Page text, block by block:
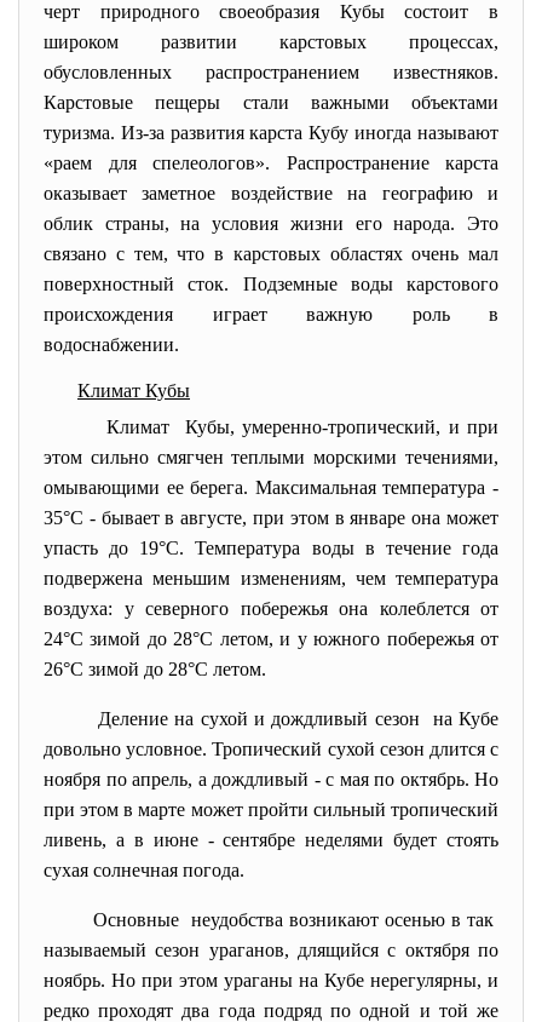
черт природного своеобразия Кубы состоит в
широком развитии карстовых процессах,
обусловленных распространением известняков.
Карстовые пещеры стали важными объектами
туризма. Из-за развития карста Кубу иногда называют
«раем для спелеологов». Распространение карста
оказывает заметное воздействие на географию и
облик страны, на условия жизни его народа. Это
связано с тем, что в карстовых областях очень мал
поверхностный сток. Подземные воды карстового
происхождения играет важную роль в
водоснабжении.
Климат Кубы
Климат Кубы, умеренно-тропический, и при
этом сильно смягчен теплыми морскими течениями,
омывающими ее берега. Максимальная температура -
35°С - бывает в августе, при этом в январе она может
упасть до 19°С. Температура воды в течение года
подвержена меньшим изменениям, чем температура
воздуха: у северного побережья она колеблется от
24°С зимой до 28°С летом, и у южного побережья от
26°С зимой до 28°С летом.
Деление на сухой и дождливый сезон на Кубе
довольно условное. Тропический сухой сезон длится с
ноября по апрель, а дождливый - с мая по октябрь. Но
при этом в марте может пройти сильный тропический
ливень, а в июне - сентябре неделями будет стоять
сухая солнечная погода.
Основные неудобства возникают осенью в так
называемый сезон ураганов, длящийся с октября по
ноябрь. Но при этом ураганы на Кубе нерегулярны, и
редко проходят два года подряд по одной и той же